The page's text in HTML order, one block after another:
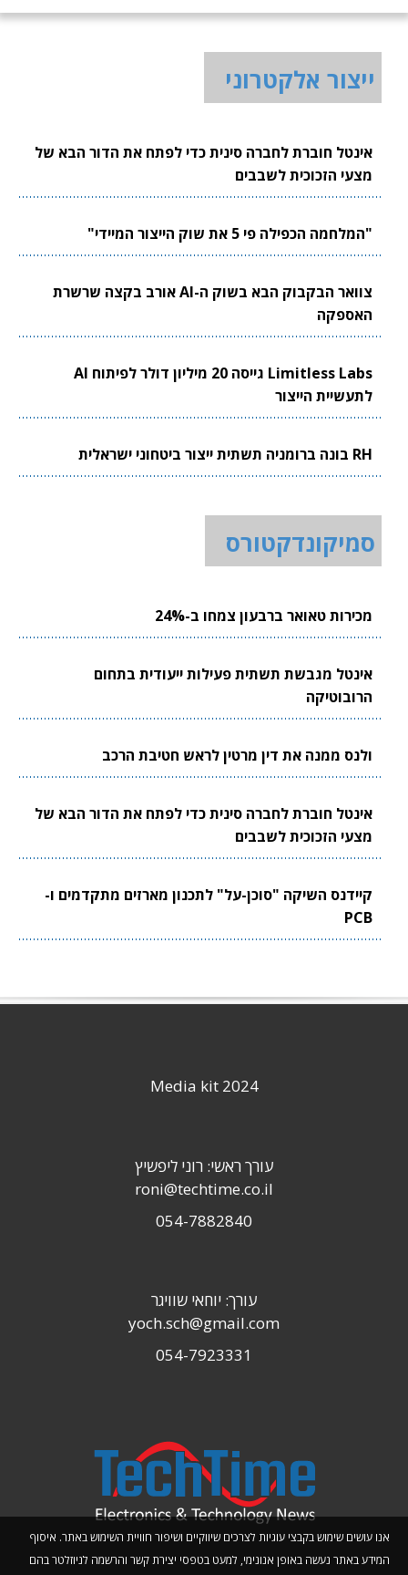
ייצור אלקטרוני
אינטל חוברת לחברה סינית כדי לפתח את הדור הבא של
מצעי הזכוכית לשבבים
"המלחמה הכפילה פי 5 את שוק הייצור המיידי"
צוואר הבקבוק הבא בשוק ה-AI אורב בקצה שרשרת
האספקה
Limitless Labs גייסה 20 מיליון דולר לפיתוח AI
לתעשיית הייצור
RH בונה ברומניה תשתית ייצור ביטחוני ישראלית
סמיקונדקטורס
מכירות טאואר ברבעון צמחו ב-24%
אינטל מגבשת תשתית פעילות ייעודית בתחום
הרובוטיקה
ולנס ממנה את דין מרטין לראש חטיבת הרכב
אינטל חוברת לחברה סינית כדי לפתח את הדור הבא של
מצעי הזכוכית לשבבים
קיידנס השיקה "סוכן-על" לתכנון מארזים מתקדמים ו-
PCB
אנו עושים שימוש בקבצי עוגיות לצרכים שיווקיים ושיפור חוויית השימוש באתר. איסוף
המידע באתר נעשה באופן אנונימי, למעט בטפסי יצירת קשר והרשמה לניוזלטר בהם
Media kit 2024
עורך ראשי: רוני ליפשיץ
roni@techtime.co.il
054-7882840
עורך: יוחאי שוויגר
yoch.sch@gmail.com
054-7923331